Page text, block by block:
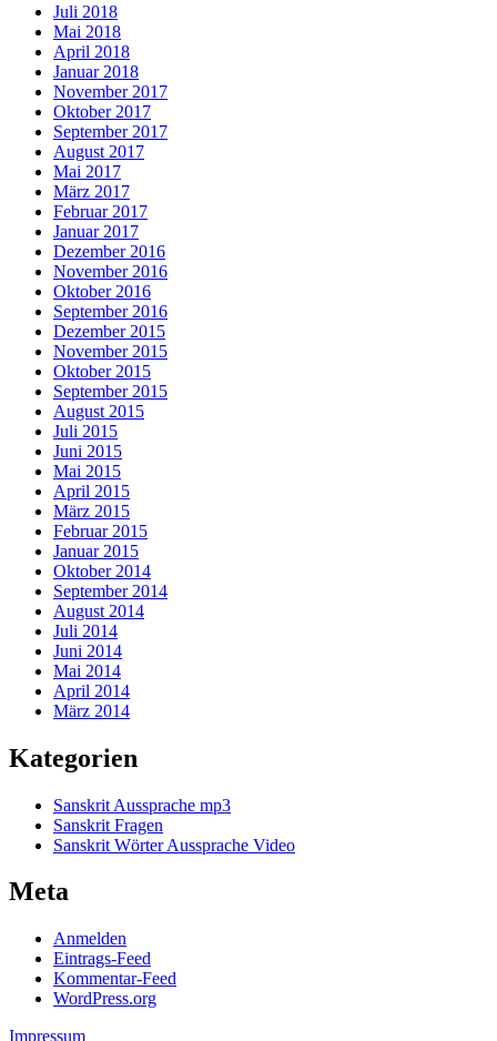
Juli 2018
Mai 2018
April 2018
Januar 2018
November 2017
Oktober 2017
September 2017
August 2017
Mai 2017
März 2017
Februar 2017
Januar 2017
Dezember 2016
November 2016
Oktober 2016
September 2016
Dezember 2015
November 2015
Oktober 2015
September 2015
August 2015
Juli 2015
Juni 2015
Mai 2015
April 2015
März 2015
Februar 2015
Januar 2015
Oktober 2014
September 2014
August 2014
Juli 2014
Juni 2014
Mai 2014
April 2014
März 2014
Kategorien
Sanskrit Aussprache mp3
Sanskrit Fragen
Sanskrit Wörter Aussprache Video
Meta
Anmelden
Eintrags-Feed
Kommentar-Feed
WordPress.org
Impressum